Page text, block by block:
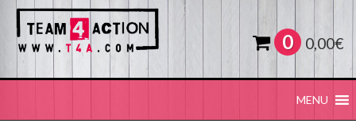
MENU
0 0,00€